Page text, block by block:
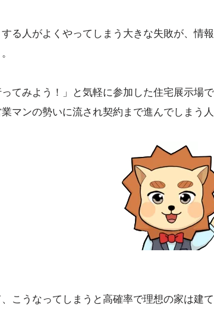
る人がよくやってしまう大きな失敗が、情
ってみよう！」と気軽に参加した住宅展示場
マンの勢いに流され契約まで進んでしまう
こうなってしまうと高確率で理想の家は建て